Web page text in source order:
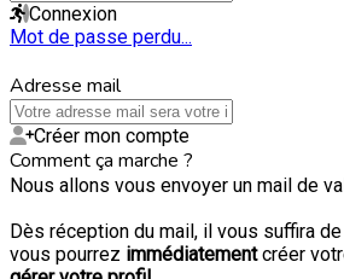
Connexion
Mot de passe perdu...
Adresse mail
Créer mon compte
Comment ça marche ?
Nous allons vous envoyer un mail de
Dès réception du mail, il vous suffira
vous pourrez immédiatementcréer